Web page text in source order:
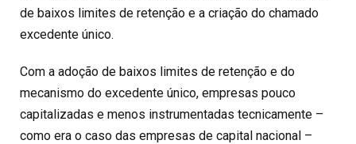
de baixos limites de retenção e a criação do chamado
excedente único.
Com a adoção de baixos limites de retenção e do
mecanismo do excedente único, empresas pouco
capitalizadas e menos instrumentadas tecnicamente –
como era o caso das empresas de capital nacional –